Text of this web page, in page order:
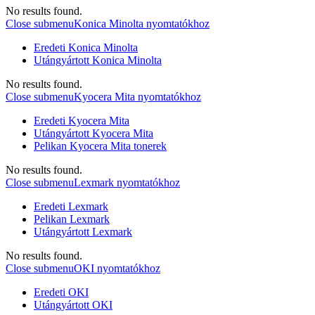
No results found.
Close submenuKonica Minolta nyomtatókhoz
Eredeti Konica Minolta
Utángyártott Konica Minolta
No results found.
Close submenuKyocera Mita nyomtatókhoz
Eredeti Kyocera Mita
Utángyártott Kyocera Mita
Pelikan Kyocera Mita tonerek
No results found.
Close submenuLexmark nyomtatókhoz
Eredeti Lexmark
Pelikan Lexmark
Utángyártott Lexmark
No results found.
Close submenuOKI nyomtatókhoz
Eredeti OKI
Utángyártott OKI